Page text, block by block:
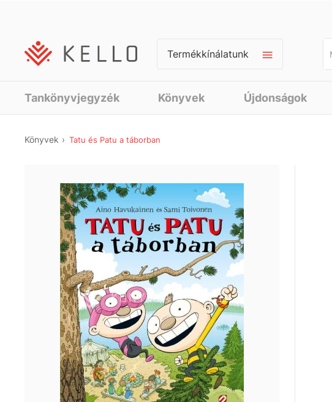
Termékkínálatunk
Tankönyvjegyzék Könyvek Újdonságok
Könyvek Tatu és Patu a táborban